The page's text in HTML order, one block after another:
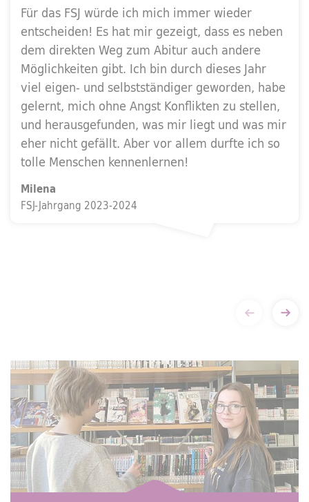
Für das FSJ würde ich mich immer wieder
entscheiden! Es hat mir gezeigt, dass es neben
dem direkten Weg zum Abitur auch andere
Möglichkeiten gibt. Ich bin durch dieses Jahr
viel eigen- und selbstständiger geworden, habe
gelernt, mich ohne Angst Konflikten zu stellen,
und herausgefunden, was mir liegt und was mir
eher nicht gefällt. Aber vor allem durfte ich so
tolle Menschen kennenlernen!
Milena
FSJ-Jahrgang 2023-2024